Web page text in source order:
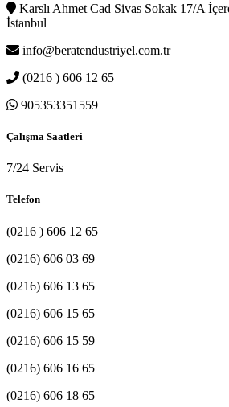
Karslı Ahmet Cad Sivas Sokak 17/A
İstanbul
info@beratendustriyel.com.tr
(0216 ) 606 12 65
905353351559
Çalışma Saatleri
7/24 Servis
Telefon
(0216 ) 606 12 65
(0216) 606 03 69
(0216) 606 13 65
(0216) 606 15 65
(0216) 606 15 59
(0216) 606 16 65
(0216) 606 18 65